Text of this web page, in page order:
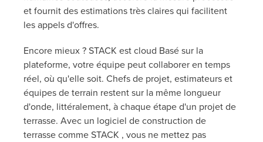
et fournit des estimations très claires qui facilitent
les appels d'offres.
Encore mieux ? STACK est cloud Basé sur la
plateforme, votre équipe peut collaborer en temps
réel, où qu'elle soit. Chefs de projet, estimateurs et
équipes de terrain restent sur la même longueur
d'onde, littéralement, à chaque étape d'un projet de
terrasse. Avec un logiciel de construction de
terrasse comme STACK , vous ne mettez pas